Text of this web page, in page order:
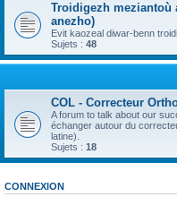
Troidigezh meziantoù
anezho)
Evit kaozeal diwar-benn
Sujets : 48
COL - Correcteur
A forum to talk about our
échanger autour du
latine).
Sujets : 18
CONNEXION